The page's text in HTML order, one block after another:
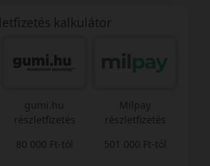
kalkulátor
gumi.hu
részletfizetés
80 000 Ft-tól
Milpay
részletfizetés
501 000 Ft-tól